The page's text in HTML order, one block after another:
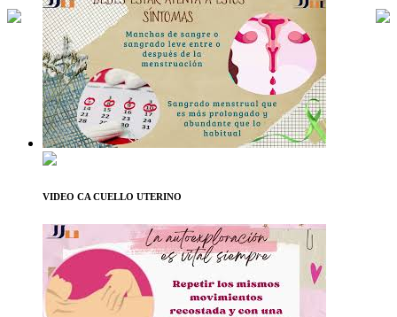
VIDEO CA CUELLO UTERINO